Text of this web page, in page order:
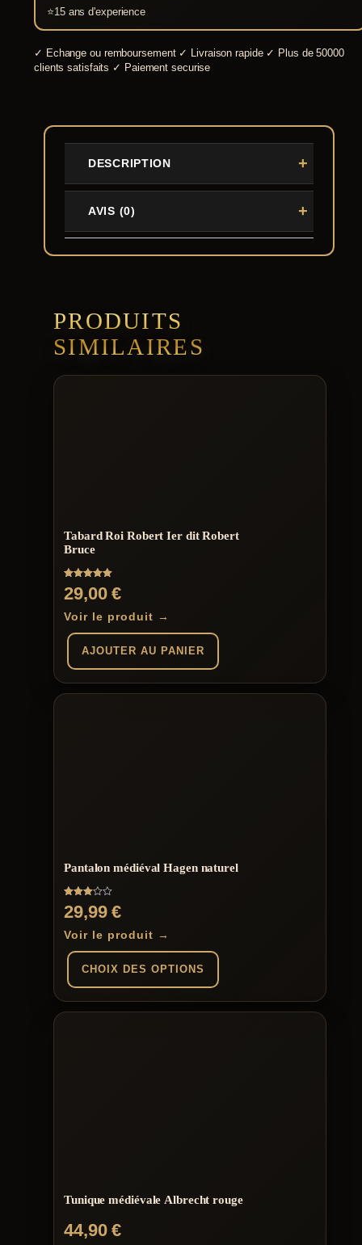
⭐15 ans d'experience
✓ Echange ou remboursement ✓ Livraison rapide ✓ Plus de 50000
clients satisfaits ✓ Paiement securise
DESCRIPTION
AVIS (0)
PRODUITS
SIMILAIRES
Tabard Roi Robert Ier dit Robert
Bruce
Note
5.00
sur 5
29,00€
Voir le produit →
AJOUTER AU PANIER
Pantalon médiéval Hagen naturel
Note
3.00
sur 5
29,99€
Voir le produit →
CHOIX DES OPTIONS
produit
duTunique médiévale Albrecht rouge
44,90€